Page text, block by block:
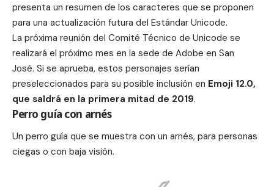
presenta un resumen de los caracteres que se proponen
para una actualización futura del Estándar Unicode.
La próxima reunión del Comité Técnico de Unicode se
realizará el próximo mes en la sede de Adobe en San
José. Si se aprueba, estos personajes serían
preseleccionados para su posible inclusión en Emoji 12.0,
que saldrá en la primera mitad de 2019.
Perro guía con arnés
Un perro guía que se muestra con un arnés, para personas
ciegas o con baja visión.